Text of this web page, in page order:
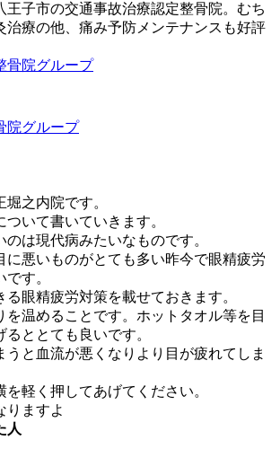
王子市の交通事故治療認定整骨院。むち
治療の他、痛み予防メンテナンスも好評
院グループ
之内院です。
いて書いていきます。
のは現代病みたいなものです。
に悪いものがとても多い昨今で眼精疲労
す。
る眼精疲労対策を載せておきます。
を温めることです。ホットタオル等を目
ととても良いです。
うと血流が悪くなりより目が疲れてしま
を軽く押してあげてください。
りますよ
人